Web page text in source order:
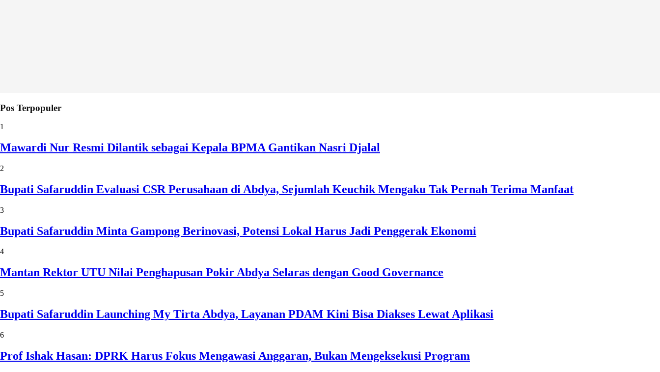
Pos Terpopuler
1
Mawardi Nur Resmi Dilantik sebagai Kepala BPMA Gantikan Nasri Djalal
2
Bupati Safaruddin Evaluasi CSR Perusahaan di Abdya, Sejumlah Keuchik Mengaku Tak Pernah Terima Manfaat
3
Bupati Safaruddin Minta Gampong Berinovasi, Potensi Lokal Harus Jadi Penggerak Ekonomi
4
Mantan Rektor UTU Nilai Penghapusan Pokir Abdya Selaras dengan Good Governance
5
Bupati Safaruddin Launching My Tirta Abdya, Layanan PDAM Kini Bisa Diakses Lewat Aplikasi
6
Prof Ishak Hasan: DPRK Harus Fokus Mengawasi Anggaran, Bukan Mengeksekusi Program